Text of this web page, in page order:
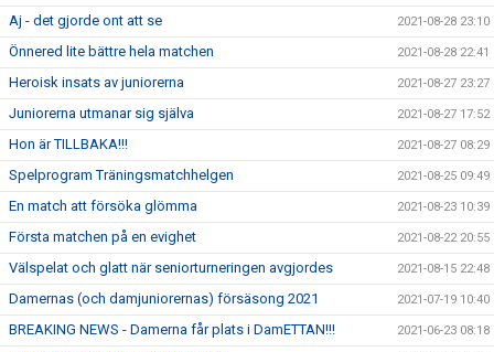
Aj - det gjorde ont att se 2021-08-28 23:10
Önnered lite bättre hela matchen 2021-08-28 22:41
Heroisk insats av juniorerna 2021-08-27 23:27
Juniorerna utmanar sig själva 2021-08-27 17:52
Hon är TILLBAKA!!! 2021-08-27 08:29
Spelprogram Träningsmatchhelgen 2021-08-25 09:49
En match att försöka glömma 2021-08-23 10:39
Första matchen på en evighet 2021-08-22 20:55
Välspelat och glatt när seniorturneringen avgjordes 2021-08-15 22:48
Damernas (och damjuniorernas) försäsong 2021 2021-07-19 10:40
BREAKING NEWS - Damerna får plats i DamETTAN!!! 2021-06-23 08:18